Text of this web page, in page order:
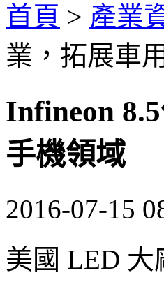
首頁 > 產業
業，拓展車
Infineon
手機領域
2016-07-15
美國 LED 大